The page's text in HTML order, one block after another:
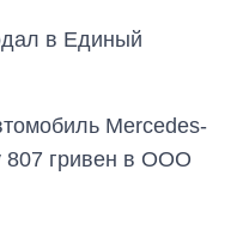
в Единый
Mercedes-
807 гривен в ООО